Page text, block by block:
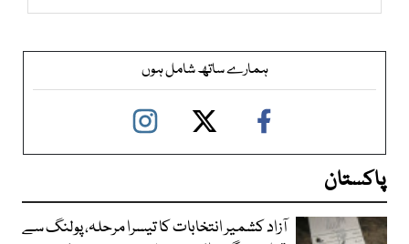
ہمارے ساتھ شامل ہوں
پاکستان
آزاد کشمیر انتخابات کا تیسرا مرحلہ، پولنگ سے